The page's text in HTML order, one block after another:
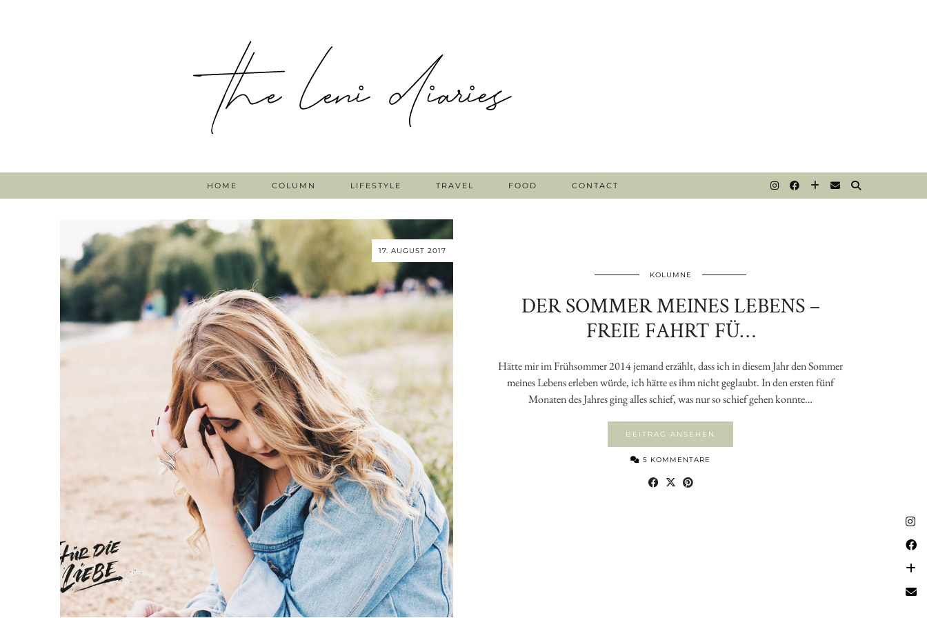
HOME COLUMN LIFESTYLE TRAVEL FOOD CONTACT
17. AUGUST 2017
KOLUMNE
DER SOMMER MEINES LEBENS –
FREIE FAHRT FÜ…
Hätte mir im Frühsommer 2014 jemand erzählt, dass ich in diesem Jahr den Sommer
meines Lebens erleben würde, ich hätte es ihm nicht geglaubt. In den ersten fünf
Monaten des Jahres ging alles schief, was nur so schief gehen konnte…
BEITRAG ANSEHEN
5 KOMMENTARE